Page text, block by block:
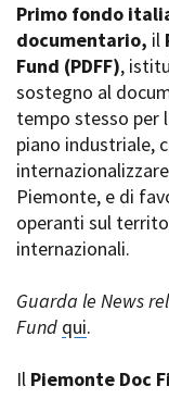
Partner
Rete regionale
Bilancio sociale
Amministrazione
trasparente
Bandi e gare
Sostenibilità
SERVIZI
Servizi generali
Spazi nella sede
Sala Casting
Sala Paolo Tenna
Primo fondo
documentario, il
Fund (PDFF),
sostegno al
tempo stesso per
piano industriale,
Piemonte, e di
operanti sul
internazionali.
Guarda le News
Fund qui.
Il Piemonte Doc